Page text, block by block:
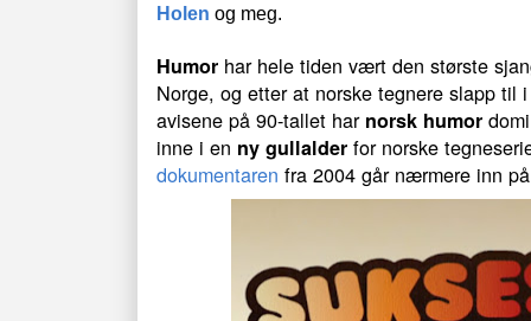
Holen og meg.
Humor har hele tiden vært den største
Norge, og etter at norske tegnere slapp til
avisene på 90-tallet har norsk humor
inne i en ny gullalder for norske
dokumentaren fra 2004 går nærmere inn